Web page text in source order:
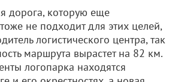
дорога, которую еще
не подходит для этих целей,
логистического центра, так
маршрута вырастет на 82 км.
логопарка находятся